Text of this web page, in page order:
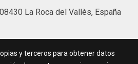
La Roca del Vallès, España
y terceros para obtener datos